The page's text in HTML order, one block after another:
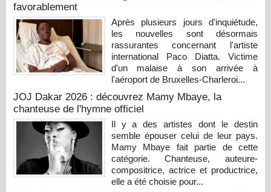
favorablement
Après plusieurs jours d'inquiétude,
les nouvelles sont désormais
rassurantes concernant l'artiste
international Paco Diatta. Victime
d'un malaise à son arrivée à
l'aéroport de Bruxelles-Charleroi...
JOJ Dakar 2026 : découvrez Mamy Mbaye, la
chanteuse de l'hymne officiel
Il y a des artistes dont le destin
semble épouser celui de leur pays.
Mamy Mbaye fait partie de cette
catégorie. Chanteuse, auteure-
compositrice, actrice et productrice,
elle a été choisie pour...